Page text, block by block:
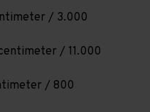
/ 3.000
/ 11.000
/ 800